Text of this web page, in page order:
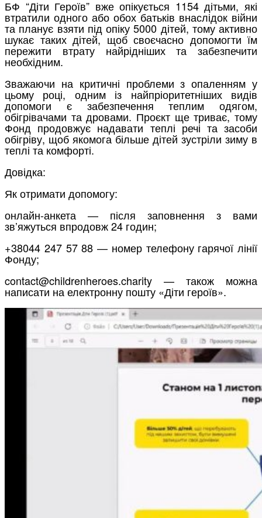
БФ “Діти Героїв” вже опікується 1154 дітьми, які
втратили одного або обох батьків внаслідок війни
та планує взяти під опіку 5000 дітей, тому активно
шукає таких дітей, щоб своєчасно допомогти їм
пережити втрату найрідніших та забезпечити
необхідним.
Зважаючи на критичні проблеми з опаленням у
цьому році, одним із найпріоритетніших видів
допомоги є забезпечення теплим одягом,
обігрівачами та дровами. Проєкт ще триває, тому
Фонд продовжує надавати теплі речі та засоби
обігріву, щоб якомога більше дітей зустріли зиму в
теплі та комфорті.
Довідка:
Як отримати допомогу:
онлайн-анкета — після заповнення з вами
зв’яжуться впродовж 24 годин;
+38044 247 57 88 — номер телефону гарячої лінії
Фонду;
contact@childrenheroes.charity — також можна
написати на електронну пошту «Діти героїв».